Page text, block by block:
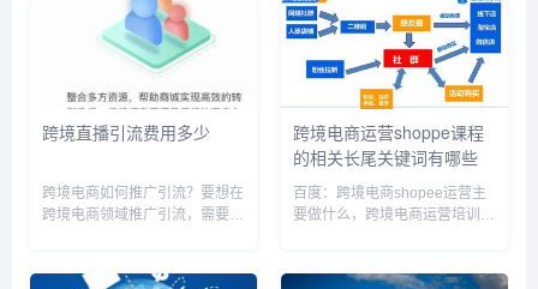
跨境直播引流费用多少
跨境电商如何推广引流？要想在
跨境电商领域推广引流，需要采
网站的曝光度和可见性。其次，
跨境电商运营shoppe课程
的相关长尾关键词有哪些
百度：跨境电商shopee运营主
要做什么，跨境电商运营培训课
入门，从零开始学跨境电商运营